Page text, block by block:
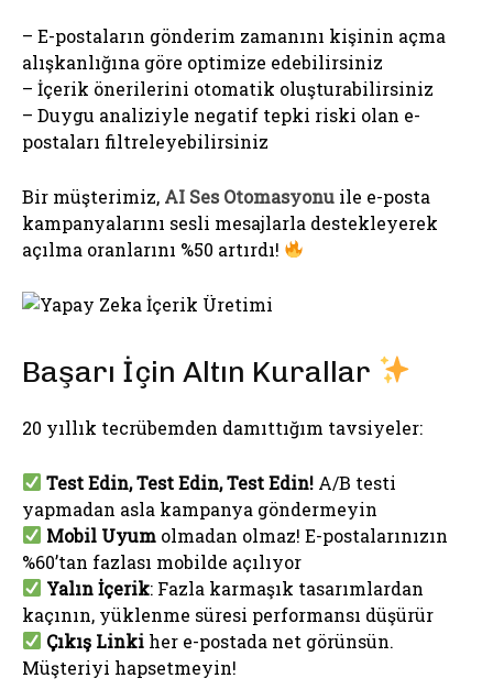
– E-postaların gönderim zamanını kişinin açma
alışkanlığına göre optimize edebilirsiniz
– İçerik önerilerini otomatik oluşturabilirsiniz
– Duygu analiziyle negatif tepki riski olan e-
postaları filtreleyebilirsiniz
Bir müşterimiz, AI Ses Otomasyonu ile e-posta
kampanyalarını sesli mesajlarla destekleyerek
açılma oranlarını %50 artırdı!
Başarı İçin Altın Kurallar
20 yıllık tecrübemden damıttığım tavsiyeler:
Test Edin, Test Edin, Test Edin! A/B testi
yapmadan asla kampanya göndermeyin
Mobil Uyum olmadan olmaz! E-postalarınızın
%60’tan fazlası mobilde açılıyor
Yalın İçerik: Fazla karmaşık tasarımlardan
kaçının, yüklenme süresi performansı düşürür
Çıkış Linki her e-postada net görünsün.
Müşteriyi hapsetmeyin!